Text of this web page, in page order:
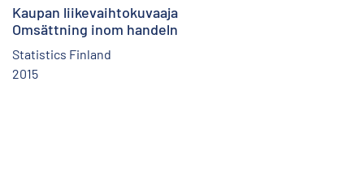
Kaupan liikevaihtokuvaaja
Omsättning inom handeln
Statistics Finland
2015